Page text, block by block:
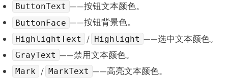
ButtonText ——按钮文本颜色。
ButtonFace ——按钮背景色。
HighlightText / Highlight ——选中文本颜色。
GrayText ——禁用文本颜色。
Mark / MarkText ——高亮文本颜色。